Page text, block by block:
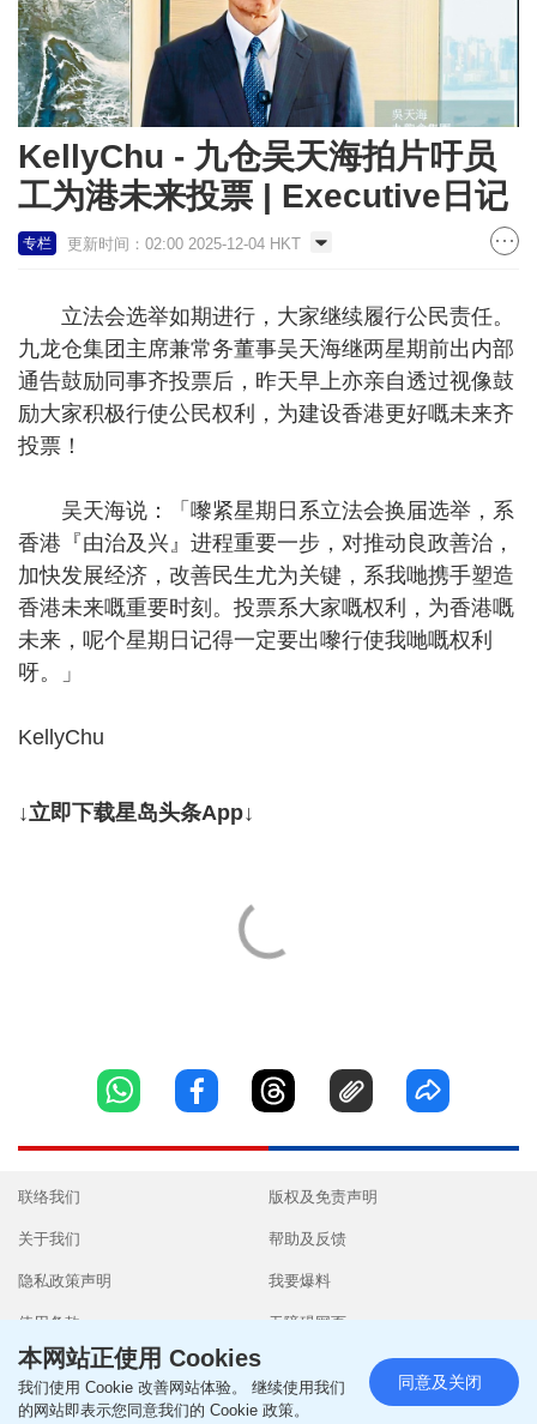
KellyChu - 九仓吴天海拍片吁员
工为港未来投票 | Executive日记
专栏 更新时间：02:00 2025-12-04 HKT
立法会选举如期进行，大家继续履行公民责任。
九龙仓集团主席兼常务董事吴天海继两星期前出内部
通告鼓励同事齐投票后，昨天早上亦亲自透过视像鼓
励大家积极行使公民权利，为建设香港更好嘅未来齐
投票！
吴天海说：「嚟紧星期日系立法会换届选举，系
香港『由治及兴』进程重要一步，对推动良政善治，
加快发展经济，改善民生尤为关键，系我哋携手塑造
香港未来嘅重要时刻。投票系大家嘅权利，为香港嘅
未来，呢个星期日记得一定要出嚟行使我哋嘅权利
呀。」
KellyChu
↓立即下载星岛头条App↓
联络我们
关于我们
隐私政策声明
使用条款
版权及免责声明
帮助及反馈
我要爆料
无障碍网页
Copyright © 2026 SingTao Ltd.All rights reserved.
本网站正使用 Cookies
我们使用 Cookie 改善网站体验。 继续使用我们
的网站即表示您同意我们的 Cookie 政策。
同意及关闭